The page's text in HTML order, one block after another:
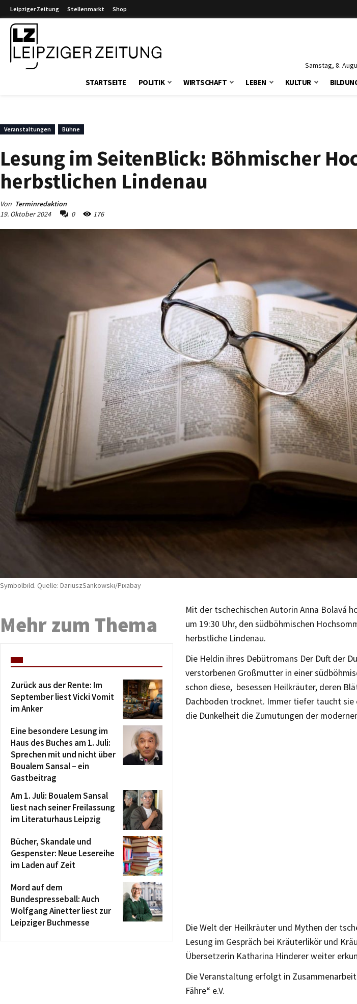
Leipziger Zeitung Stellenmarkt Shop
Samstag, 8.
STARTSEITE POLITIK WIRTSCHAFT LEBEN KULTUR
Veranstaltungen Bühne
Lesung im SeitenBlick: Böhmischer
herbstlichen Lindenau
Von Terminredaktion
19. Oktober 2024
0 176
Symbolbild. Quelle: DariuszSankowski/Pixabay
Mit der tschechischen Autorin Anna Bolavá
um 19:30 Uhr, den südböhmischen
herbstliche Lindenau.
Die Heldin ihres Debütromans Der Duft der
verstorbenen Großmutter in einer
schon diese, besessen Heilkräuter, deren
Dachboden trocknet. Immer tiefer taucht
die Dunkelheit die Zumutungen der
Die Welt der Heilkräuter und Mythen der
Lesung im Gespräch bei Kräuterlikör und
Übersetzerin Katharina Hinderer weiter
Die Veranstaltung erfolgt in
Fähre“ e.V.
Mehr zum Thema
Zurück aus der Rente: Im
September liest Vicki Vomit
im Anker
Eine besondere Lesung im
Haus des Buches am 1. Juli:
Sprechen mit und nicht über
Boualem Sansal – ein
Gastbeitrag
Am 1. Juli: Boualem Sansal
liest nach seiner Freilassung
im Literaturhaus Leipzig
Bücher, Skandale und
Gespenster: Neue Lesereihe
im Laden auf Zeit
Mord auf dem
Bundespresseball: Auch
Wolfgang Ainetter liest zur
Leipziger Buchmesse